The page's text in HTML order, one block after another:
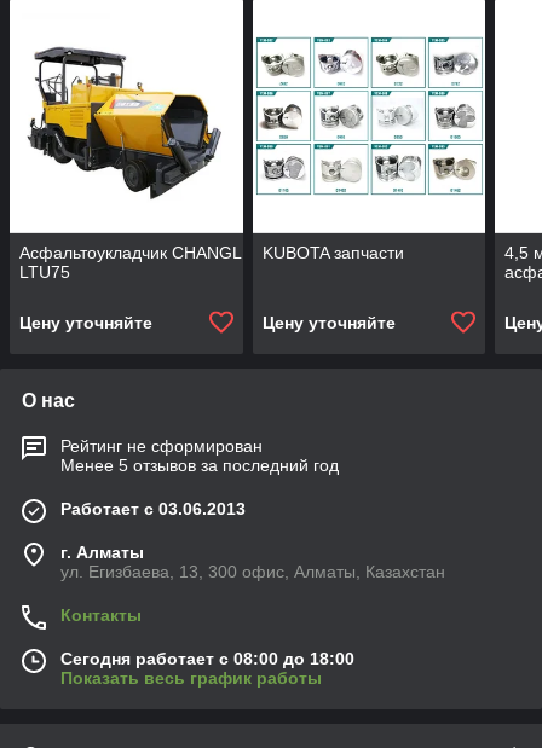
Асфальтоукладчик CHANGLIN
LTU75
Цену уточняйте
KUBOTA запчасти
Цену уточняйте
4,5
О нас
Рейтинг не сформирован
Менее 5 отзывов за последний год
Работает с 03.06.2013
г. Алматы
ул. Егизбаева, 13, 300 офис, Алматы, Казахстан
Контакты
Сегодня работает с 08:00 до 18:00
Показать весь график работы